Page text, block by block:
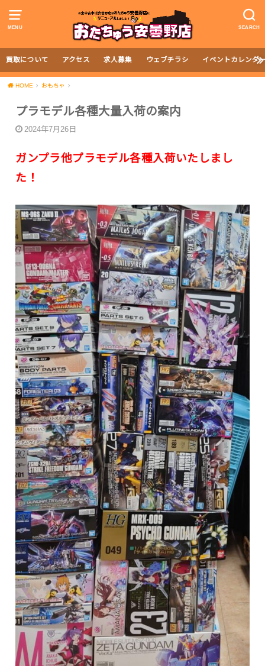
MENU SEARCH
買取について アクセス 求人募集 ウェブチラシ イベントカレンダ
HOME おもちゃ
プラモデル各種大量入荷の案内
2024年7月26日
ガンプラ他プラモデル各種入荷いたしまし
た！